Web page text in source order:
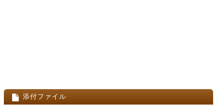
添付ファイル